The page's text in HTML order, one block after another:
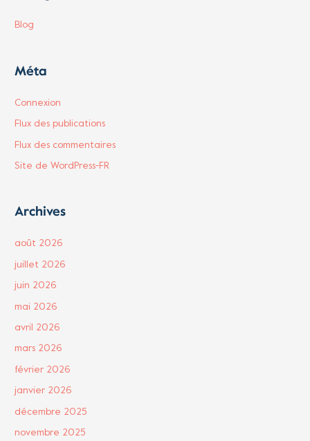
Blog
Méta
Connexion
Flux des publications
Flux des commentaires
Site de WordPress-FR
Archives
août 2026
juillet 2026
juin 2026
mai 2026
avril 2026
mars 2026
février 2026
janvier 2026
décembre 2025
novembre 2025